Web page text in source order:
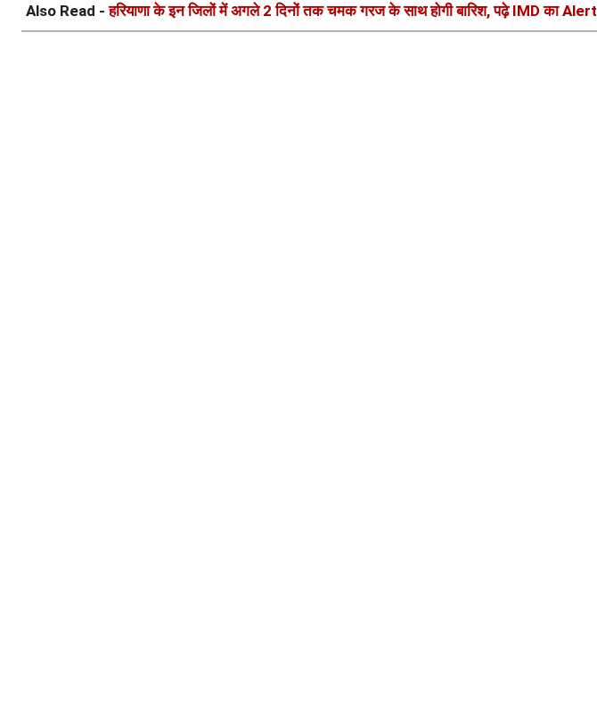
Also Read -हरियाणा के इन जिलों में अगले 2 दिनों तक चमक गरज के साथ होगी बारिश, पढ़े IMD का Alert